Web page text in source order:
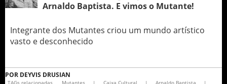
Arnaldo Baptista. E vimos o Mutante!
Integrante dos Mutantes criou um mundo artístico
vasto e desconhecido
POR DEYVIS DRUSIAN
TAGs relacionadas Mutantes | Caixa Cultural | Arnaldo Baptista |